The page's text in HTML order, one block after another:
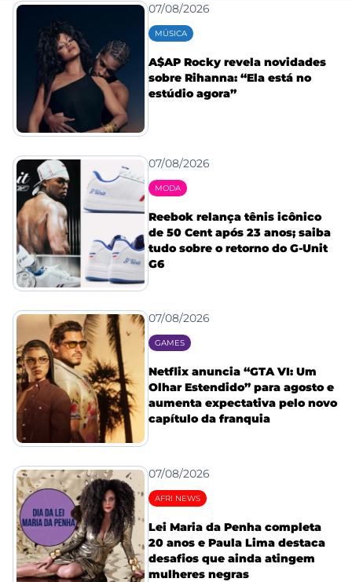
07/08/2026
MÚSICA
A$AP Rocky revela novidades
sobre Rihanna: “Ela está no
estúdio agora”
07/08/2026
MODA
Reebok relança tênis icônico
de 50 Cent após 23 anos; saiba
tudo sobre o retorno do G-Unit
G6
07/08/2026
GAMES
Netflix anuncia “GTA VI: Um
Olhar Estendido” para agosto e
aumenta expectativa pelo novo
capítulo da franquia
07/08/2026
AFRI NEWS
Lei Maria da Penha completa
20 anos e Paula Lima destaca
desafios que ainda atingem
mulheres negras